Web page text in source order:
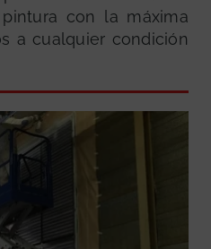
con la máxima
a cualquier condición